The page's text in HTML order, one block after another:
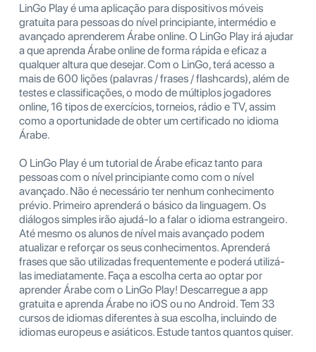
LinGo Play é uma aplicação para dispositivos móveis
gratuita para pessoas do nível principiante, intermédio e
avançado aprenderem Árabe online. O LinGo Play irá ajudar
a que aprenda Árabe online de forma rápida e eficaz a
qualquer altura que desejar. Com o LinGo, terá acesso a
mais de 600 lições (palavras / frases / flashcards), além de
testes e classificações, o modo de múltiplos jogadores
online, 16 tipos de exercícios, torneios, rádio e TV, assim
como a oportunidade de obter um certificado no idioma
Árabe.
O LinGo Play é um tutorial de Árabe eficaz tanto para
pessoas com o nível principiante como com o nível
avançado. Não é necessário ter nenhum conhecimento
prévio. Primeiro aprenderá o básico da linguagem. Os
diálogos simples irão ajudá-lo a falar o idioma estrangeiro.
Até mesmo os alunos de nível mais avançado podem
atualizar e reforçar os seus conhecimentos. Aprenderá
frases que são utilizadas frequentemente e poderá utilizá-
las imediatamente. Faça a escolha certa ao optar por
aprender Árabe com o LinGo Play! Descarregue a app
gratuita e aprenda Árabe no iOS ou no Android. Tem 33
cursos de idiomas diferentes à sua escolha, incluindo de
idiomas europeus e asiáticos. Estude tantos quantos quiser.